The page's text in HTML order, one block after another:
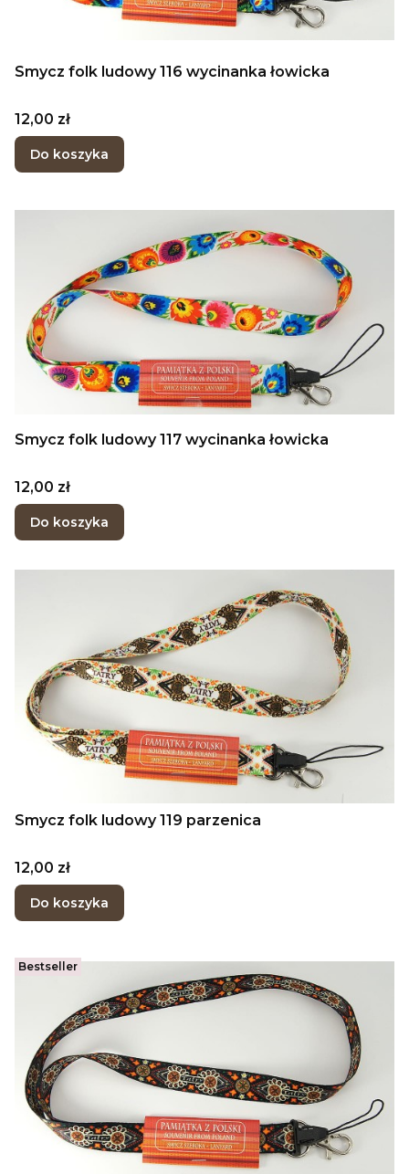
Smycz folk ludowy 116 wycinanka łowicka
Cena
12,00 zł
Do koszyka
Smycz folk ludowy 117 wycinanka łowicka
Cena
12,00 zł
Do koszyka
Smycz folk ludowy 119 parzenica
Cena
12,00 zł
Do koszyka
Bestseller